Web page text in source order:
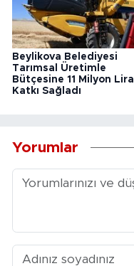
Beylikova Belediyesi
Tarımsal Üretimle
Bütçesine 11 Milyon Lira
Katkı Sağladı
Yorumlar